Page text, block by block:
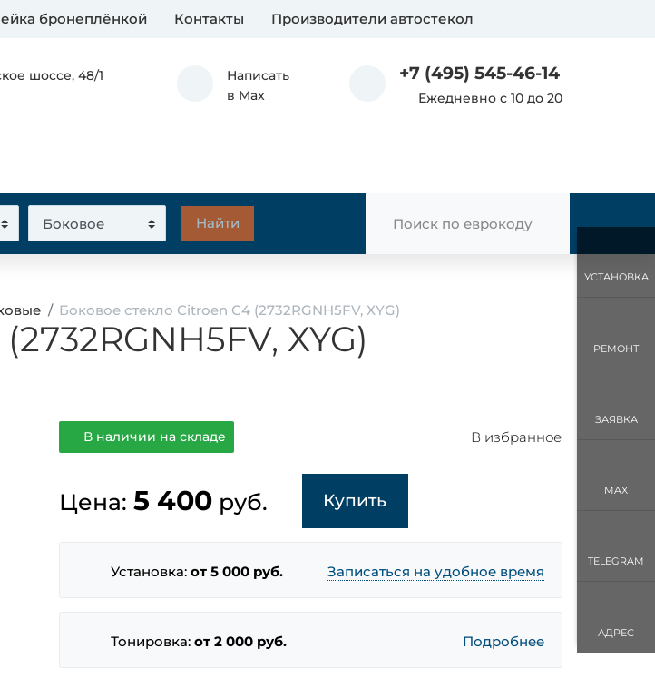
бронеплёнкой Контакты Производители автостекол
шоссе, 48/1
Написать
в Max
+7 (495) 545-46-14
Ежедневно с 10 до 20
Боковое стекло Citroen C4 (2732RGNH5FV, XYG)
XYG)
В наличии на складе В избранное
Цена: 5 400 руб. Купить
Установка:от 5 000 руб. Записаться на удобное время
Тонировка:от 2 000 руб. Подробнее
УСТАНОВКА
РЕМОНТ
ЗАЯВКА
MAX
TELEGRAM
АДРЕС